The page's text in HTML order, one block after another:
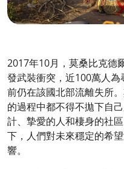
2017年10月，莫桑比克德
發武裝衝突，近100萬人
前仍在該國北部流離失所
的過程中都不得不拋下自
計、摯愛的人和棲身的社
下，人們對未來穩定的希
響。